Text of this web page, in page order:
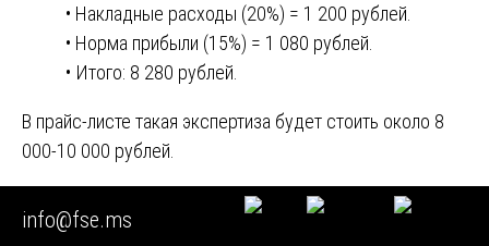
• Накладные расходы (20%) = 1 200 рублей.
• Норма прибыли (15%) = 1 080 рублей.
• Итого: 8 280 рублей.
В прайс-листе такая экспертиза будет стоить около 8
000-10 000 рублей.
Экспертиза парфюмерной продукции на предмет
контрафакта.
info@fse.ms